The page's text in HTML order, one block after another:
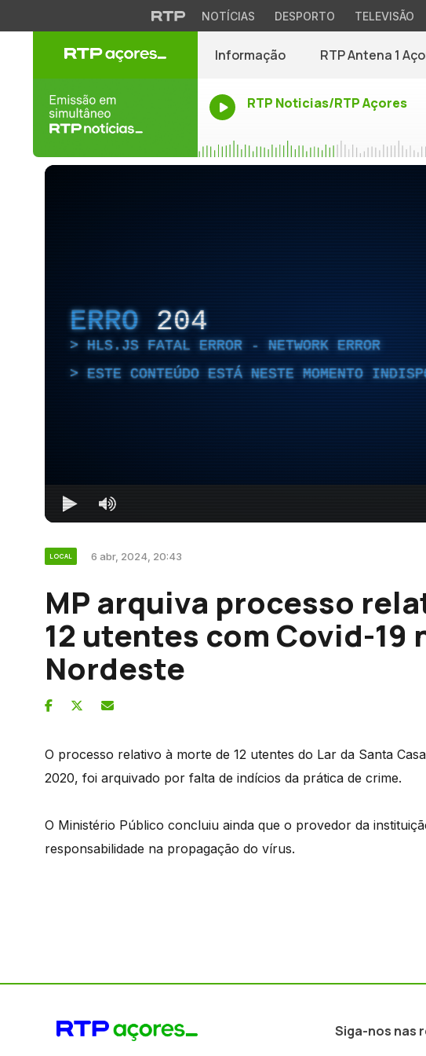
NOTÍCIAS DESPORTO TELEVISÃO
Informação RTP Antena 1
RTP Noticias/RTP Açores
ERRO 204
HLS.JS FATAL ERROR - NETWORK ERROR
ESTE CONTEÚDO ESTÁ NESTE MOMENTO
LOCAL 6 abr, 2024, 20:43
MP arquiva processo
12 utentes com Covid-19
Nordeste
O processo relativo à morte de 12 utentes do Lar da Santa
2020, foi arquivado por falta de indícios da prática de crime.
O Ministério Público concluiu ainda que o provedor da
responsabilidade na propagação do vírus.
Siga-nos nas